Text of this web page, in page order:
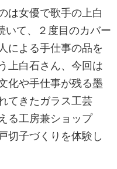
は女優で歌手の上白
いて、２度目のカバー
による手仕事の品を
上白石さん、今回は
化や手仕事が残る墨
てきたガラス工芸
る工房兼ショップ
切子づくりを体験し